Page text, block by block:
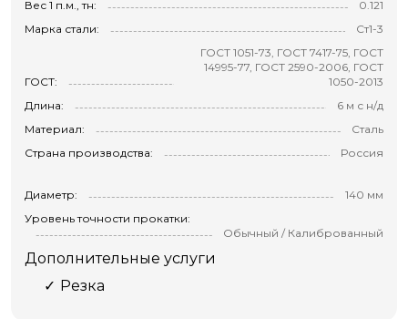
Вес 1 п.м., тн:
0.121
Марка стали:
Ст1-3
ГОСТ:
ГОСТ 1051-73, ГОСТ 7417-75, ГОСТ
14995-77, ГОСТ 2590-2006, ГОСТ
1050-2013
Длина:
6 м с н/д
Материал:
Сталь
Страна производства:
Россия
Диаметр:
140 мм
Уровень точности прокатки:
Обычный / Калиброванный
Дополнительные услуги
Резка